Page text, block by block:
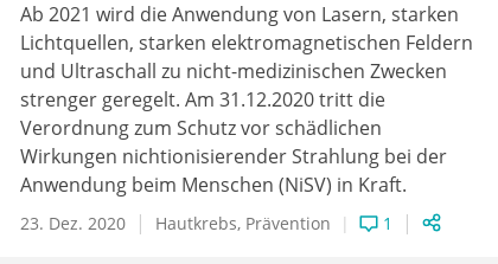
Ab 2021 wird die Anwendung von Lasern, starken
Lichtquellen, starken elektromagnetischen Feldern
und Ultraschall zu nicht-medizinischen Zwecken
strenger geregelt. Am 31.12.2020 tritt die
Verordnung zum Schutz vor schädlichen
Wirkungen nichtionisierender Strahlung bei der
Anwendung beim Menschen (NiSV) in Kraft.
23. Dez. 2020 Hautkrebs Prävention 1